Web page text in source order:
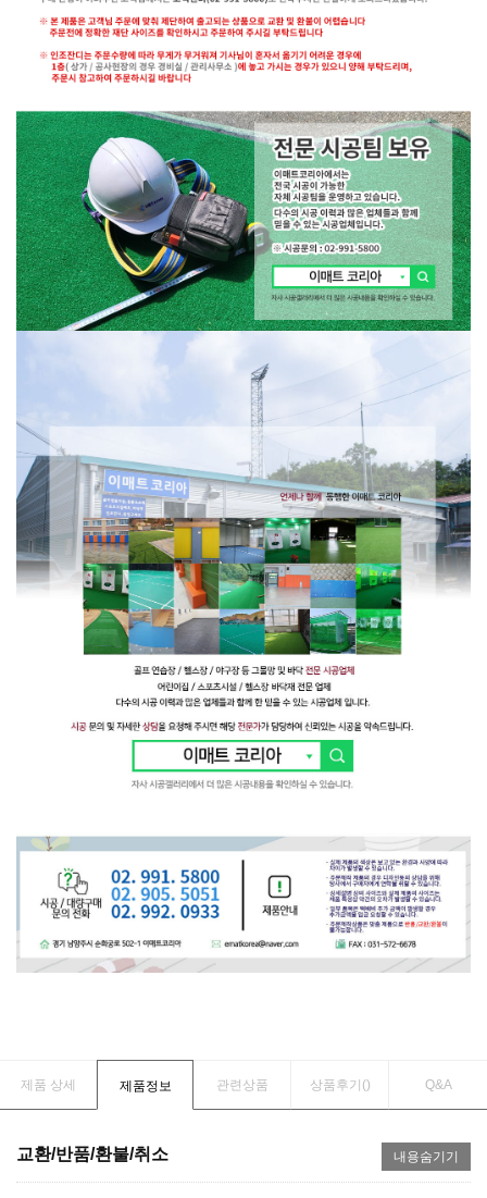
제품 상세 제품정보 관련상품 상품후기() Q&A
교환/반품/환불/취소 내용숨기기